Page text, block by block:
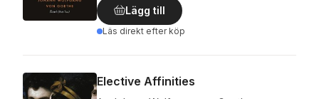
Lägg till
Läs direkt efter köp
Elective Affinities